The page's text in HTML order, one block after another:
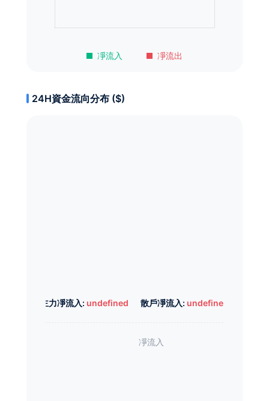
凈流入 凈流出
24H資金流向分布 ($)
主力凈流入: undefined 散戶凈流入: undefined